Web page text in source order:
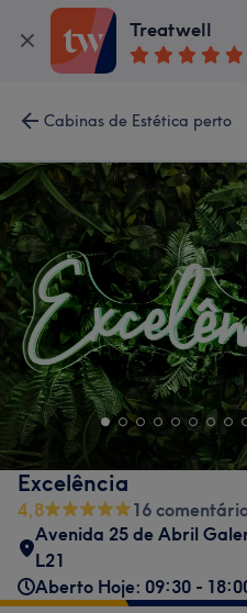
Treatwell
Cabinas de Estética perto
Excelência
4,8
16
Avenida 25 de Abril
L21
Aberto Hoje: 09:30 -